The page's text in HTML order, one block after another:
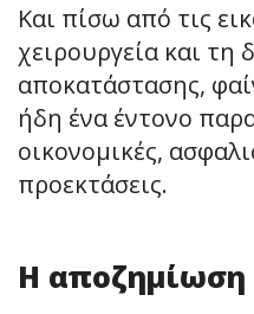
Και πίσω από τις
χειρουργεία και τη
αποκατάστασης,
ήδη ένα έντονο
οικονομικές,
προεκτάσεις.
Η αποζημίωση